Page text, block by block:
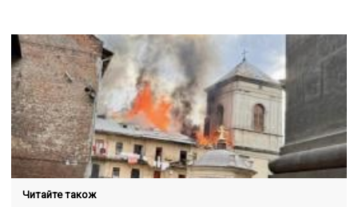
Читайте також